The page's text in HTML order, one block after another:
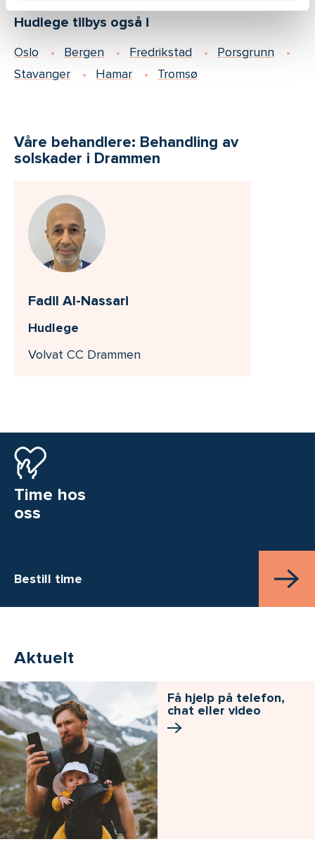
Hudlege tilbys også i
Oslo Bergen Fredrikstad
Porsgrunn
Stavanger
Hamar Tromsø
Våre behandlere: Behandling av
solskader i Drammen
Fadil Al-Nassari
Hudlege
Volvat CC Drammen
Time hos
oss
Bestill time
Aktuelt
Få hjelp på telefon,
chat eller video